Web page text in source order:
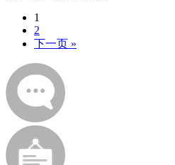
1
2
下一页 »